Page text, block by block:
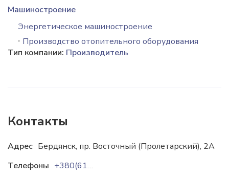
Машиностроение
Энергетическое машиностроение
Производство отопительного оборудования
Тип компании: Производитель
Контакты
Адрес Бердянск, пр. Восточный (Пролетарский), 2А
Телефоны
+380(6153)60-800